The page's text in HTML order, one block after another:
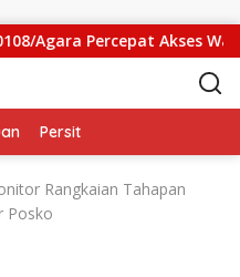
Percepat Akses Warga
Persit
Rangkaian Tahapan
Posko